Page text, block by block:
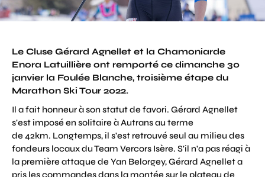
Le Cluse Gérard Agnellet et la Chamoniarde
Enora Latuillière ont remporté ce dimanche 30
janvier la Foulée Blanche, troisième étape du
Marathon Ski Tour 2022.
Il a fait honneur à son statut de favori. Gérard Agnellet
s'est imposé en solitaire à Autrans au terme
de 42km. Longtemps, il s'est retrouvé seul au milieu des
fondeurs locaux du Team Vercors Isère. S'il n'a pas réagi à
la première attaque de Yan Belorgey, Gérard Agnellet a
pris les commandes dans la montée sur le plateau de